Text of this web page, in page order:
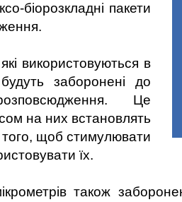
біорозкладні пакети
використовуються в
заборонені до
Це
на них встановлять
того, щоб стимулювати
їх.
також